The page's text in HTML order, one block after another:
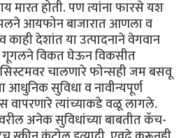
मारत होती. पण त्यांना फारसे यश
आयफोन बाजारात आणला व
काही देशांत या उत्पादनाने वेगवान
गूगलने विकत घेऊन विकसीत
चालणारे फोन्सही जम बसवू
सुविधा व नावीन्यपूर्ण
वापरणारे त्यांच्याकडे वळू लागले.
अनेक सुविधांच्या बाबतीत कॅच-